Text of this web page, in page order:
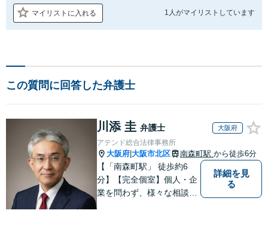
マイリストに入れる 1人がマイリストしています
この質問に回答した弁護士
川添 圭 弁護士 大阪府
アテンド総合法律事務所
大阪府 大阪市北区 南森町駅 から徒歩6分
【「南森町駅」 徒歩約6
分】【完全個室】個人・企
業を問わず、様々な相談を
詳細を見
る